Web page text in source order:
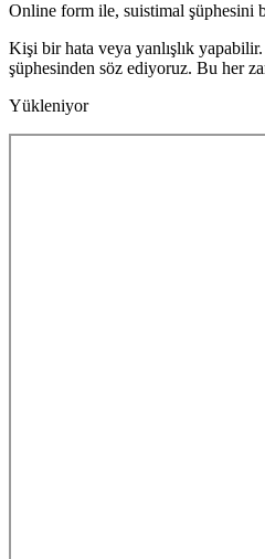
Online form ile, suistimal şüphesini
Kişi bir hata veya yanlışlık
şüphesinden söz ediyoruz. Bu her
Yükleniyor